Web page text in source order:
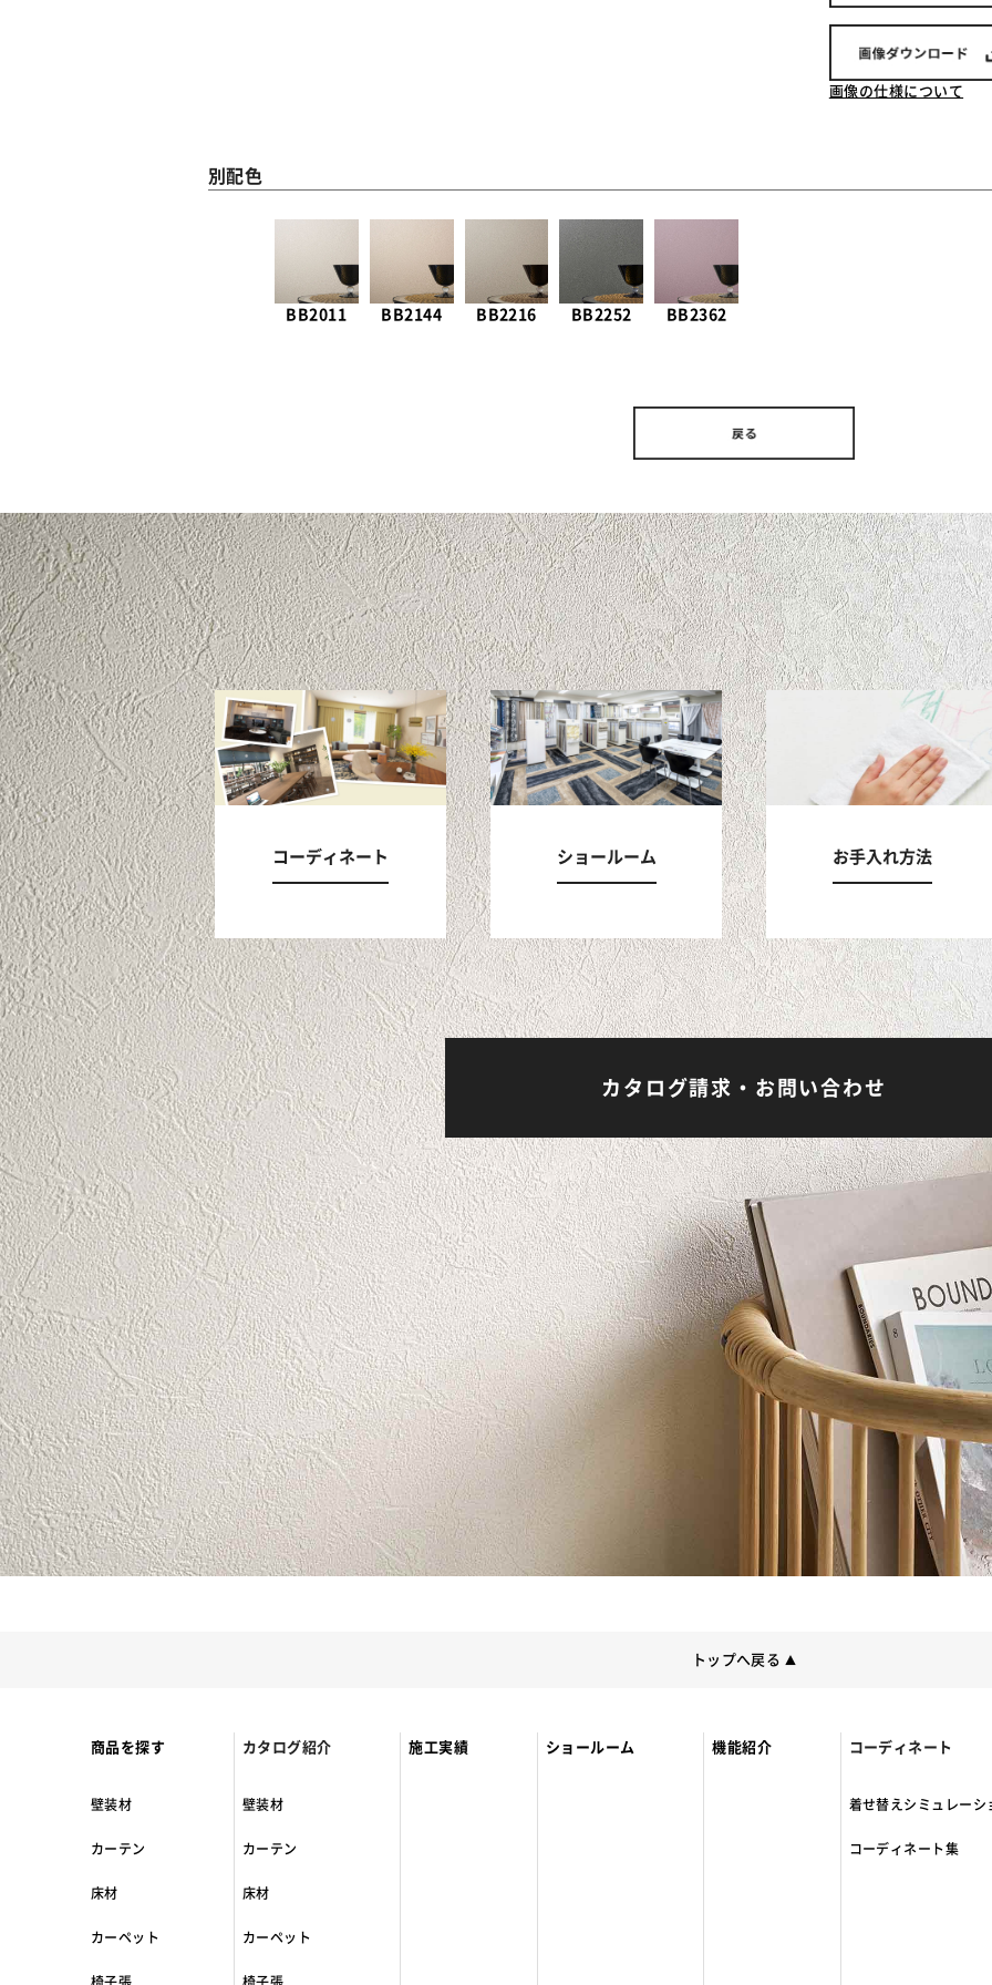
画像の仕様について
別配色
BB2011 BB2144 BB2216 BB2252 BB2362
コーディネート ショールーム お手入れ方法
カタログ請求・お問い合わせ
トップへ戻る ▲
商品を探す
壁装材
カーテン
床材
カーペット
椅子張
カタログ紹介
壁装材
カーテン
床材
カーペット
椅子張
施工実績 ショールーム 機能紹介 コーディネート
着せ替えシミュレーシ
コーディネート集